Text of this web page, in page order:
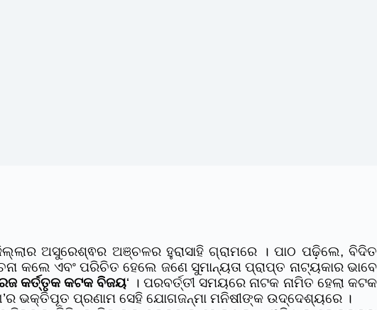
ଅସୁରେଶ୍ଵର ଅଞ୍ଚଳର ହୁରାସାହି ଗ୍ରାମରେ । ପାଠ ପଢ଼ିଲେ, ବିଦିତ
କଲେ ଏବଂ ପରିଚିତ ହେଲେ ଜଣେ ସୁମାନ୍ୟତା ପ୍ରାପ୍ତ ନାଟ୍ୟକାର ଭାବେ
କର୍ତ୍ତୃକ କଟକ ବିଜୟ‘ । ପରବର୍ତ୍ତୀ ସମୟରେ ନାଟକ ନାମିତ ହେଲା କଟକ
ଭକ୍ତିପୂତ ପ୍ରଣାମ ସେହି ଯୋଗଜନ୍ମା ମନିଷୀଙ୍କ ଉଦ୍ଦେଶ୍ୟରେ ।